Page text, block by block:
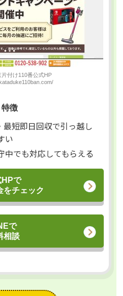
片付け110番公式HP
特徴
短即日回収で引っ越し
い
中でも対応してもらえる
HPで
をチェック
で
相談